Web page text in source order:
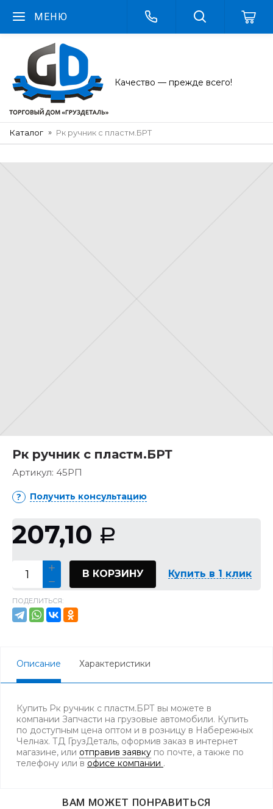
МЕНЮ
Качество — прежде всего!
Каталог Рк ручник с пластм.БРТ
Рк ручник с пластм.БРТ
Артикул: 45РП
Получить консультацию
207,10 Р
В КОРЗИНУ Купить в 1 клик
ПОДЕЛИТЬСЯ:
Описание Характеристики
Купить Рк ручник с пластм.БРТ вы можете в
компании Запчасти на грузовые автомобили. Купить
по доступным цена оптом и в розницу в Набережных
Челнах. ТД ГрузДеталь, оформив заказ в интернет
магазине, или отправив заявку по почте, а также по
телефону или в офисе компании .
ВАМ МОЖЕТ ПОНРАВИТЬСЯ